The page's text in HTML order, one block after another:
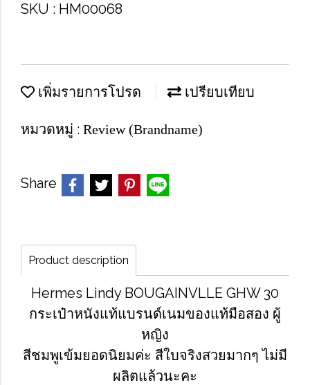
SKU : HM00068
เพิ่มรายการโปรด เปรียบเทียบ
หมวดหมู่ : Review (Brandname)
Share
Product description
Hermes Lindy BOUGAINVLLE GHW 30
กระเป๋าหนังแท้แบรนด์เนมของแท้มือสอง ผู้
หญิง
สีชมพูเข้มยอดนิยมค่ะ สีใบจริงสวยมากๆ ไม่มี
ผลิตแล้วนะคะ